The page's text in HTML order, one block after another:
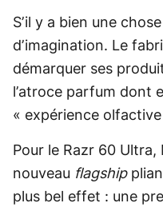
S’il y a bien une
d’imagination. Le
démarquer ses
l’atroce parfum dont
« expérience
Pour le Razr 60
nouveau flagship
plus bel effet : une